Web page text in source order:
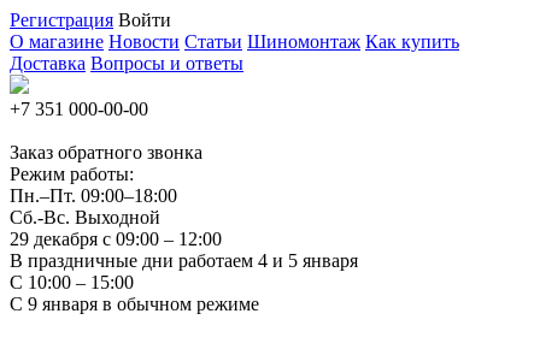
Регистрация Войти
О магазине Новости Статьи Шиномонтаж Как купить
Доставка Вопросы и ответы
+7 351 000-00-00
Заказ обратного звонка
Режим работы:
Пн.–Пт. 09:00–18:00
Сб.-Вс. Выходной
29 декабря с 09:00 – 12:00
В праздничные дни работаем 4 и 5 января
С 10:00 – 15:00
С 9 января в обычном режиме